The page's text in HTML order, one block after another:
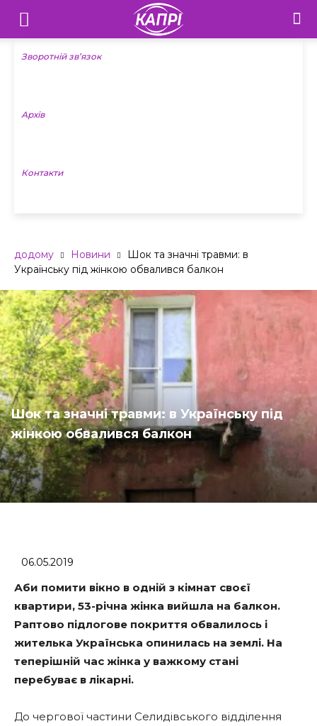
Телебачення
«Капрі»
Новини
Зворотній зв’язок
Архів
Контакти
додому Новини
Шок та значні травми: в
Українську під жінкою обвалився балкон
Шок та значні травми: в Українську під
жінкою обвалився балкон
06.05.2019
Аби помити вікно в одній з кімнат своєї
квартири, 53-річна жінка вийшла на балкон.
Раптово підлогове покриття обвалилось і
жителька Українська опинилась на землі. На
теперішній час жінка у важкому стані
перебуває в лікарні.
До чергової частини Селидівського відділення